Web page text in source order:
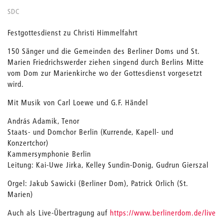
SDC
Festgottesdienst zu Christi Himmelfahrt
150 Sänger und die Gemeinden des Berliner Doms und St.
Marien Friedrichswerder ziehen singend durch Berlins Mitte
vom Dom zur Marienkirche wo der Gottesdienst vorgesetzt
wird.
Mit Musik von Carl Loewe und G.F. Händel
András Adamik, Tenor
Staats- und Domchor Berlin (Kurrende, Kapell- und
Konzertchor)
Kammersymphonie Berlin
Leitung: Kai-Uwe Jirka, Kelley Sundin-Donig, Gudrun Gierszal
Orgel: Jakub Sawicki (Berliner Dom), Patrick Orlich (St.
Marien)
Auch als Live-Übertragung auf https://www.berlinerdom.de/live